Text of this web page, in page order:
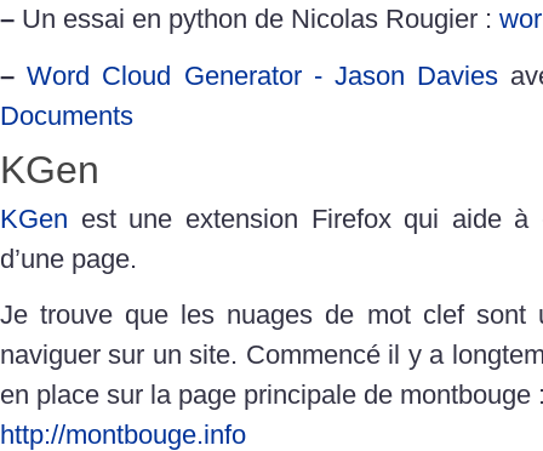
– Un essai en python de Nicolas Rougier :
– Word Cloud Generator - Jason Davies
Documents
KGen
KGen est une extension Firefox qui aide à
d’une page.
Je trouve que les nuages de mot clef sont
naviguer sur un site. Commencé il y a
en place sur la page principale de montbouge
http://montbouge.info